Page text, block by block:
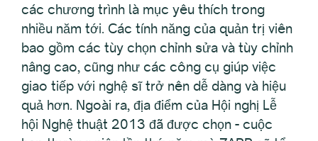
các chương trình là mục yêu thích trong
nhiều năm tới. Các tính năng của quản trị viên
bao gồm các tùy chọn chỉnh sửa và tùy chỉnh
nâng cao, cũng như các công cụ giúp việc
giao tiếp với nghệ sĩ trở nên dễ dàng và hiệu
quả hơn. Ngoài ra, địa điểm của Hội nghị Lễ
hội Nghệ thuật 2013 đã được chọn - cuộc